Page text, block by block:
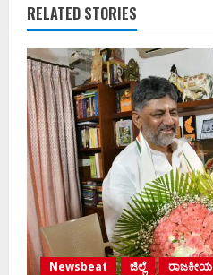
RELATED STORIES
Newsbeat ಜಿಲ್ಲೆ ರಾಜಕೀಯ